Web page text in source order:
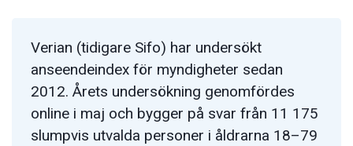
Verian (tidigare Sifo) har undersökt
anseendeindex för myndigheter sedan
2012. Årets undersökning genomfördes
online i maj och bygger på svar från 11 175
slumpvis utvalda personer i åldrarna 18–79